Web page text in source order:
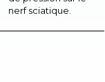
nerf sciatique.